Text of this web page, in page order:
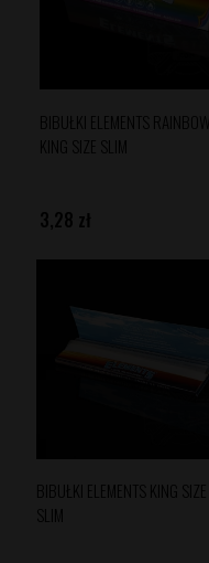
BIBUŁKI ELEMENTS RAINBOW
KING SIZE SLIM
3,28 zł
BIBUŁKI ELEMENTS KING SIZE
SLIM